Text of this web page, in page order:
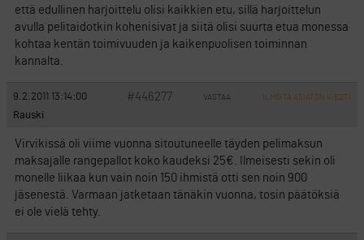
että edullinen harjoittelu olisi kaikkien etu, sillä harjoittelun
avulla pelitaidotkin kohenisivat ja siitä olisi suurta etua monessa
kohtaa kentän toimivuuden ja kaikenpuolisen toiminnan
kannalta.
9.2.2011 13:14:00 #446277 VASTAA ILMOITA ASIATON VIESTI
Rauski
Virvikissä oli viime vuonna sitoutuneelle täyden pelimaksun
maksajalle rangepallot koko kaudeksi 25€. Ilmeisesti sekin oli
monelle liikaa kun vain noin 150 ihmistä otti sen noin 900
jäsenestä. Varmaan jatketaan tänäkin vuonna, tosin päätöksiä
ei ole vielä tehty.